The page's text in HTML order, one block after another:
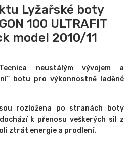
Lyžařské boty
100 ULTRAFIT
model 2010/11
neustálým vývojem a
botu pro výkonnostně laděné
rozložena po stranách boty
k přenosu veškerých sil z
ztrát energie a prodlení.